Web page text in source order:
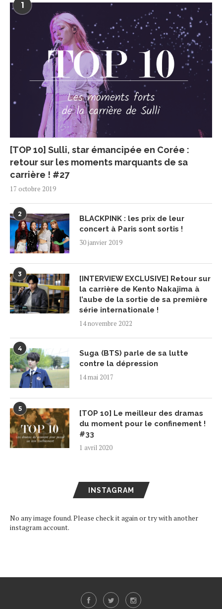
1
[TOP 10] Sulli, star émancipée en Corée :
retour sur les moments marquants de sa
carrière ! #27
17 octobre 2019
2
BLACKPINK : les prix de leur
concert à Paris sont sortis !
30 janvier 2019
3
[INTERVIEW EXCLUSIVE] Retour sur
la carrière de Kento Nakajima à
l’aube de la sortie de sa première
série internationale !
14 novembre 2022
4
Suga (BTS) parle de sa lutte
contre la dépression
14 mai 2017
5
[TOP 10] Le meilleur des dramas
du moment pour le confinement !
#33
1 avril 2020
INSTAGRAM
No any image found. Please check it again or try with another
instagram account.